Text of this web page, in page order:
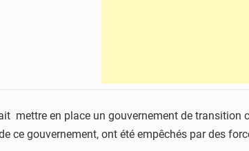
mettre en place un gouvernement de
ce gouvernement, ont été empêchés par des